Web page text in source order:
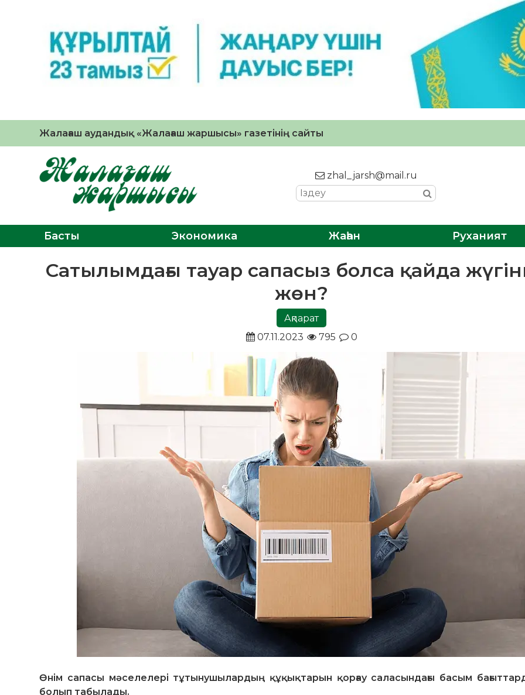
Жалағаш аудандық «Жалағаш жаршысы» газетінің сайты
zhal_jarsh@mail.ru
Басты Экономика Жаһан Руханият
Сатылымдағы тауар сапасыз болса қайда
жөн?
Ақпарат
07.11.2023
795 0
Өнім сапасы мәселелері тұтынушылардың құқықтарын қорғау саласындағы басым
болып табылады.